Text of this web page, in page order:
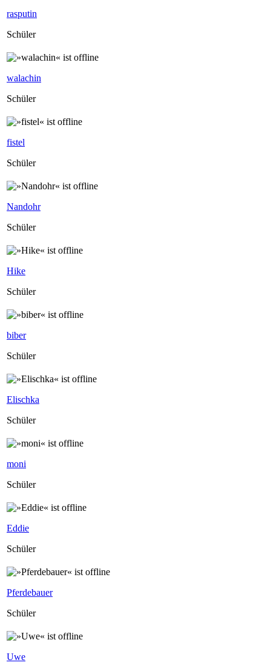
rasputin
Schüler
walachin
Schüler
fistel
Schüler
Nandohr
Schüler
Hike
Schüler
biber
Schüler
Elischka
Schüler
moni
Schüler
Eddie
Schüler
Pferdebauer
Schüler
Uwe